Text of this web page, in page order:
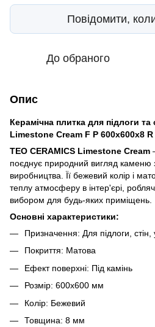
Повідомити,
До обраного
Опис
Керамічна плитка для підлоги та
Limestone Cream F P 600x600x8
TEO CERAMICS Limestone Cream
поєднує природний вигляд каменю
виробництва. Її бежевий колір і
теплу атмосферу в інтер'єрі,
вибором для будь-яких приміщень.
Основні характеристики:
Призначення: Для підлоги, стін,
Покриття: Матова
Ефект поверхні: Під камінь
Розмір: 600x600 мм
Колір: Бежевий
Товщина: 8 мм